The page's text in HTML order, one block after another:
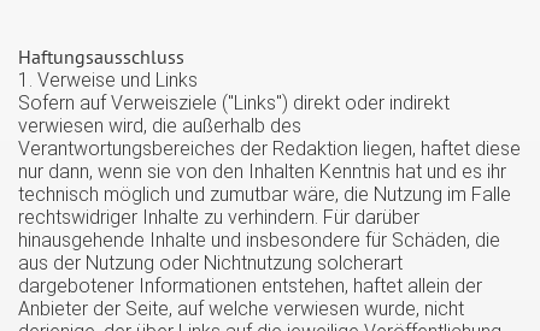
Haftungsausschluss
1. Verweise und Links
Sofern auf Verweisziele ("Links") direkt oder indirekt
verwiesen wird, die außerhalb des
Verantwortungsbereiches der Redaktion liegen, haftet diese
nur dann, wenn sie von den Inhalten Kenntnis hat und es ihr
technisch möglich und zumutbar wäre, die Nutzung im Falle
rechtswidriger Inhalte zu verhindern. Für darüber
hinausgehende Inhalte und insbesondere für Schäden, die
aus der Nutzung oder Nichtnutzung solcherart
dargebotener Informationen entstehen, haftet allein der
Anbieter der Seite, auf welche verwiesen wurde, nicht